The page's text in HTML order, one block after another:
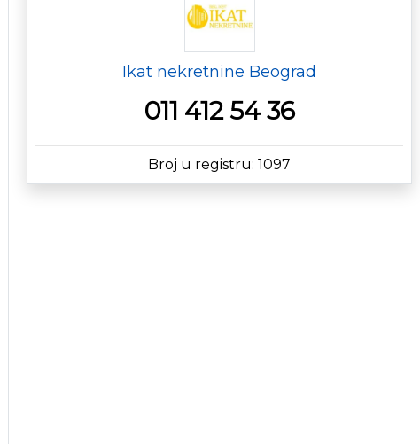
Ikat nekretnine Beograd
011 412 54 36
Broj u registru: 1097